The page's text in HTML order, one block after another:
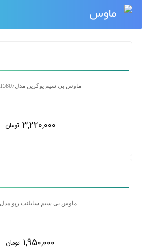
ماوس
ماوس بی سیم یوگرین مدلMU101 15807
3,220,000 تومان
ماوس بی سیم سایلنت رپو مدل M160
1,950,000 تومان